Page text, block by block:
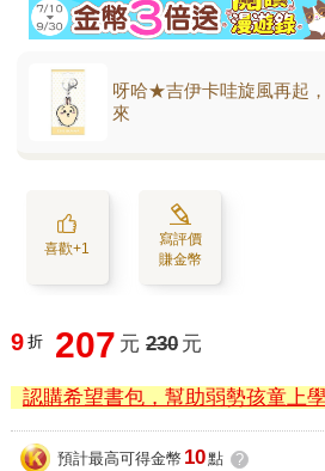
呀哈★吉伊卡哇旋風再起
來
喜歡+1
寫評價
賺金幣
9 折 207 元 230 元
認購希望書包，幫助弱勢孩童上
預計最高可得金幣 10點 ?